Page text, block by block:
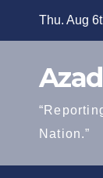
Thu. Aug
Nation.”